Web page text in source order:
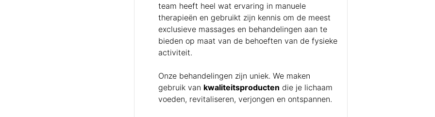
team heeft heel wat ervaring in manuele
therapieën en gebruikt zijn kennis om de meest
exclusieve massages en behandelingen aan te
bieden op maat van de behoeften van de fysieke
activiteit.
Onze behandelingen zijn uniek. We maken
gebruik van kwaliteitsproducten die je lichaam
voeden, revitaliseren, verjongen en ontspannen.